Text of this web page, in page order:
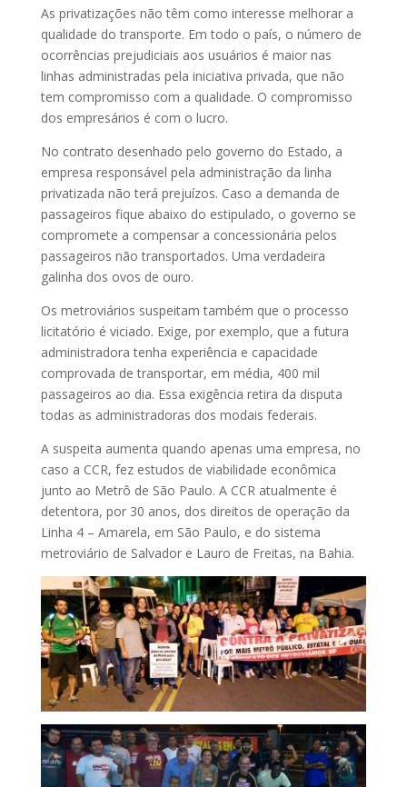
As privatizações não têm como interesse melhorar a
qualidade do transporte. Em todo o país, o número de
ocorrências prejudiciais aos usuários é maior nas
linhas administradas pela iniciativa privada, que não
tem compromisso com a qualidade. O compromisso
dos empresários é com o lucro.
No contrato desenhado pelo governo do Estado, a
empresa responsável pela administração da linha
privatizada não terá prejuízos. Caso a demanda de
passageiros fique abaixo do estipulado, o governo se
compromete a compensar a concessionária pelos
passageiros não transportados. Uma verdadeira
galinha dos ovos de ouro.
Os metroviários suspeitam também que o processo
licitatório é viciado. Exige, por exemplo, que a futura
administradora tenha experiência e capacidade
comprovada de transportar, em média, 400 mil
passageiros ao dia. Essa exigência retira da disputa
todas as administradoras dos modais federais.
A suspeita aumenta quando apenas uma empresa, no
caso a CCR, fez estudos de viabilidade econômica
junto ao Metrô de São Paulo. A CCR atualmente é
detentora, por 30 anos, dos direitos de operação da
Linha 4 – Amarela, em São Paulo, e do sistema
metroviário de Salvador e Lauro de Freitas, na Bahia.